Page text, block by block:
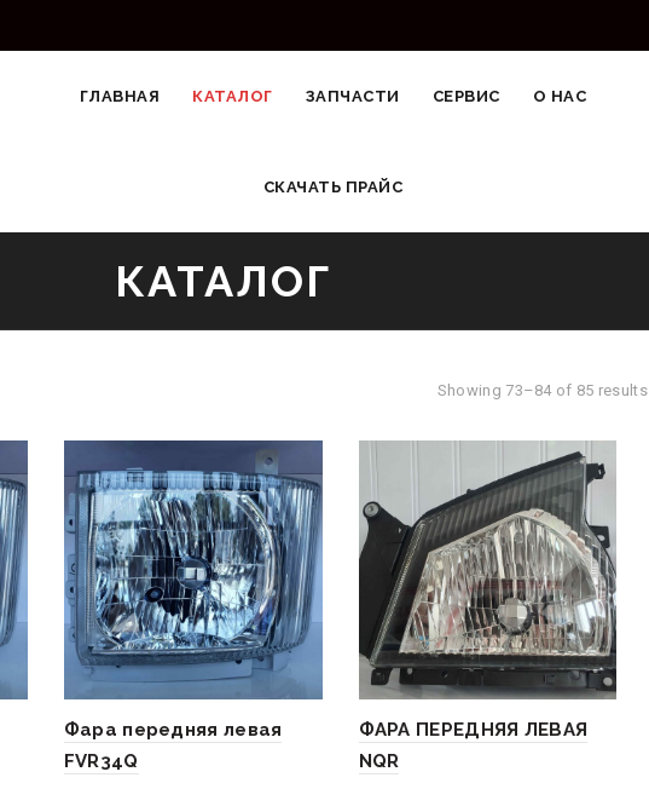
ГЛАВНАЯ КАТАЛОГ ЗАПЧАСТИ СЕРВИС О НАС
СКАЧАТЬ ПРАЙС
КАТАЛОГ
Showing 73–84 of 85 results
Фара передняя левая
FVR34Q
ФАРА ПЕРЕДНЯЯ ЛЕВАЯ
NQR